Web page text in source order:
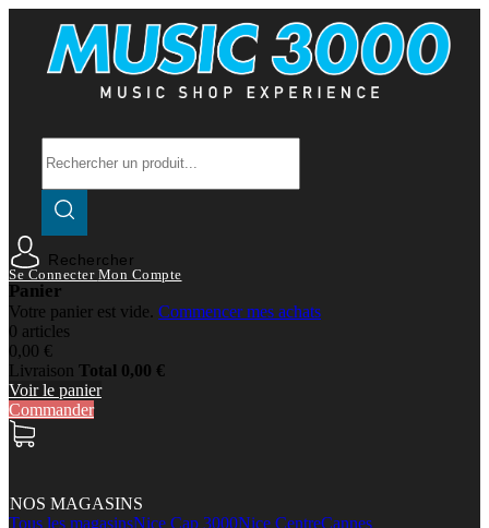
Rechercher
Se Connecter Mon Compte
Panier
Votre panier est vide. Commencer mes achats
0 articles
0,00 €
Livraison Total 0,00 €
Voir le panier
Commander
NOS MAGASINS
Tous les magasinsNice Cap 3000Nice CentreCannes